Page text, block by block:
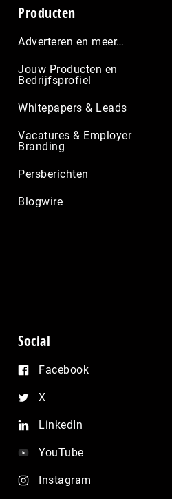
Producten
Adverteren en meer…
Jouw Producten en
Bedrijfsprofiel
Whitepapers & Leads
Vacatures & Employer
Branding
Persberichten
Blogwire
Social
Facebook
X
LinkedIn
YouTube
Instagram